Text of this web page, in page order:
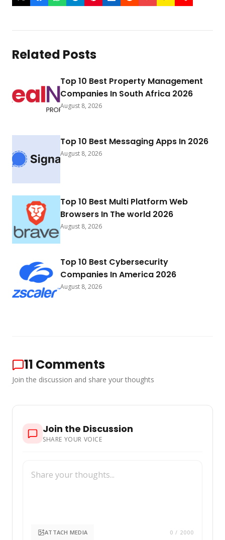
Related Posts
Top 10 Best Property Management
Companies In South Africa 2026
August 8, 2026
Top 10 Best Messaging Apps In 2026
August 8, 2026
Top 10 Best Multi Platform Web
Browsers In The world 2026
August 8, 2026
Top 10 Best Cybersecurity
Companies In America 2026
August 8, 2026
11 Comments
Join the discussion and share your thoughts
Join the Discussion
SHARE YOUR VOICE
ATTACH MEDIA 0 / 2000